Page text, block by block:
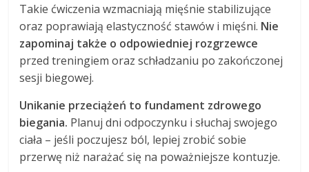
Takie ćwiczenia wzmacniają mięśnie stabilizujące
oraz poprawiają elastyczność stawów i mięśni. Nie
zapominaj także o odpowiedniej rozgrzewce
przed treningiem oraz schładzaniu po zakończonej
sesji biegowej.
Unikanie przeciążeń to fundament zdrowego
biegania. Planuj dni odpoczynku i słuchaj swojego
ciała – jeśli poczujesz ból, lepiej zrobić sobie
przerwę niż narażać się na poważniejsze kontuzje.